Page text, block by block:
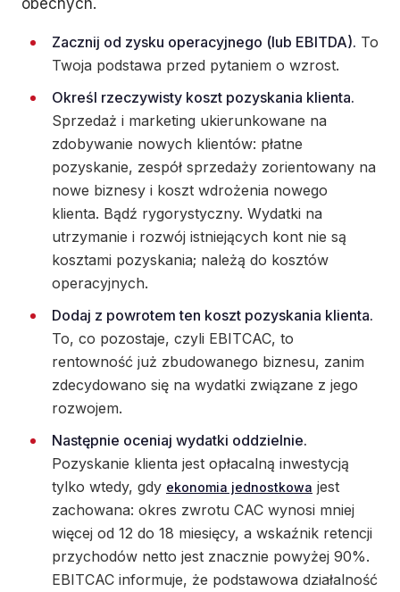
Zacznij od zysku operacyjnego (lub EBITDA). To
Twoja podstawa przed pytaniem o wzrost.
Określ rzeczywisty koszt pozyskania klienta.
Sprzedaż i marketing ukierunkowane na
zdobywanie nowych klientów: płatne
pozyskanie, zespół sprzedaży zorientowany na
nowe biznesy i koszt wdrożenia nowego
klienta. Bądź rygorystyczny. Wydatki na
utrzymanie i rozwój istniejących kont nie są
kosztami pozyskania; należą do kosztów
operacyjnych.
Dodaj z powrotem ten koszt pozyskania klienta.
To, co pozostaje, czyli EBITCAC, to
rentowność już zbudowanego biznesu, zanim
zdecydowano się na wydatki związane z jego
rozwojem.
Następnie oceniaj wydatki oddzielnie.
Pozyskanie klienta jest opłacalną inwestycją
tylko wtedy, gdy ekonomia jednostkowa jest
zachowana: okres zwrotu CAC wynosi mniej
więcej od 12 do 18 miesięcy, a wskaźnik retencji
przychodów netto jest znacznie powyżej 90%.
EBITCAC informuje, że podstawowa działalność